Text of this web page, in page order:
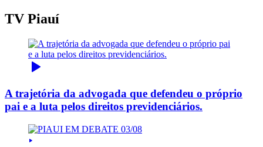
TV Piauí
A trajetória da advogada que defendeu o próprio
pai e a luta pelos direitos previdenciários.